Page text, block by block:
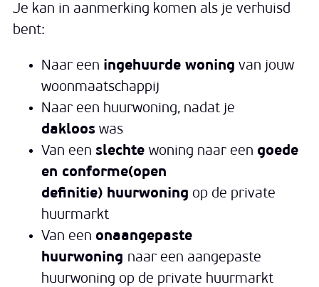
Je kan in aanmerking komen als je verhuisd
bent:
Naar een ingehuurde woning van jouw
woonmaatschappij
Naar een huurwoning, nadat je
dakloos was
Van een slechte woning naar een goede
en conforme(open
definitie) huurwoning op de private
huurmarkt
Van een onaangepaste
huurwoning naar een aangepaste
huurwoning op de private huurmarkt